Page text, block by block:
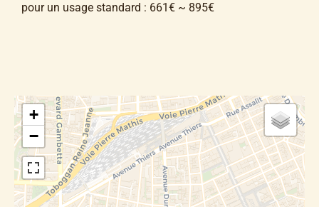
pour un usage standard : 661€ ~ 895€
+
−